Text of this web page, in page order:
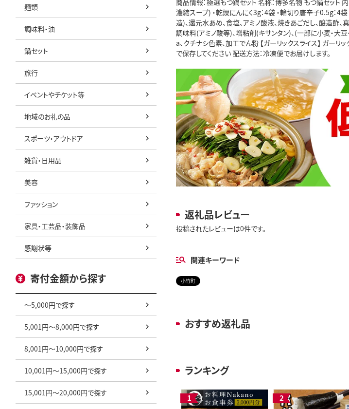
麺類
調味料・油
鍋セット
旅行
イベントやチケット等
地域のお礼の品
スポーツ・アウトドア
雑貨・日用品
美容
ファッション
家具・工芸品・装飾品
感謝状等
寄付金額から探す
～5,000円で探す
5,001円～8,000円で探す
8,001円～10,000円で探す
10,001円～15,000円で探す
15,001円～20,000円で探す
商品情報：極選もつ鍋セット 名称：博多名物 もつ鍋セット
濃縮スープ) ・乾燥にんにく3g：4袋 ・輪切り唐辛子0.5g：4
造)、還元水あめ、食塩、アミノ酸液、焼きあごだし、醸造酢
調味料(アミノ酸等)、増粘剤(キサンタン)、(一部に小麦・大
a、クチナシ色素、加工でん粉 【ガーリックスライス】 ガー
で保存してください 配送方法：冷凍便でお届けします。
返礼品レビュー
投稿されたレビューは0件です。
関連キーワード
小竹町
おすすめ返礼品
ランキング